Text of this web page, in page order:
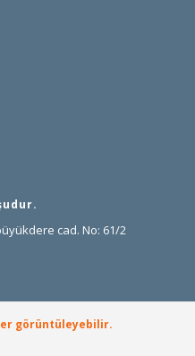
cad. No: 61/2
görüntüleyebilir.